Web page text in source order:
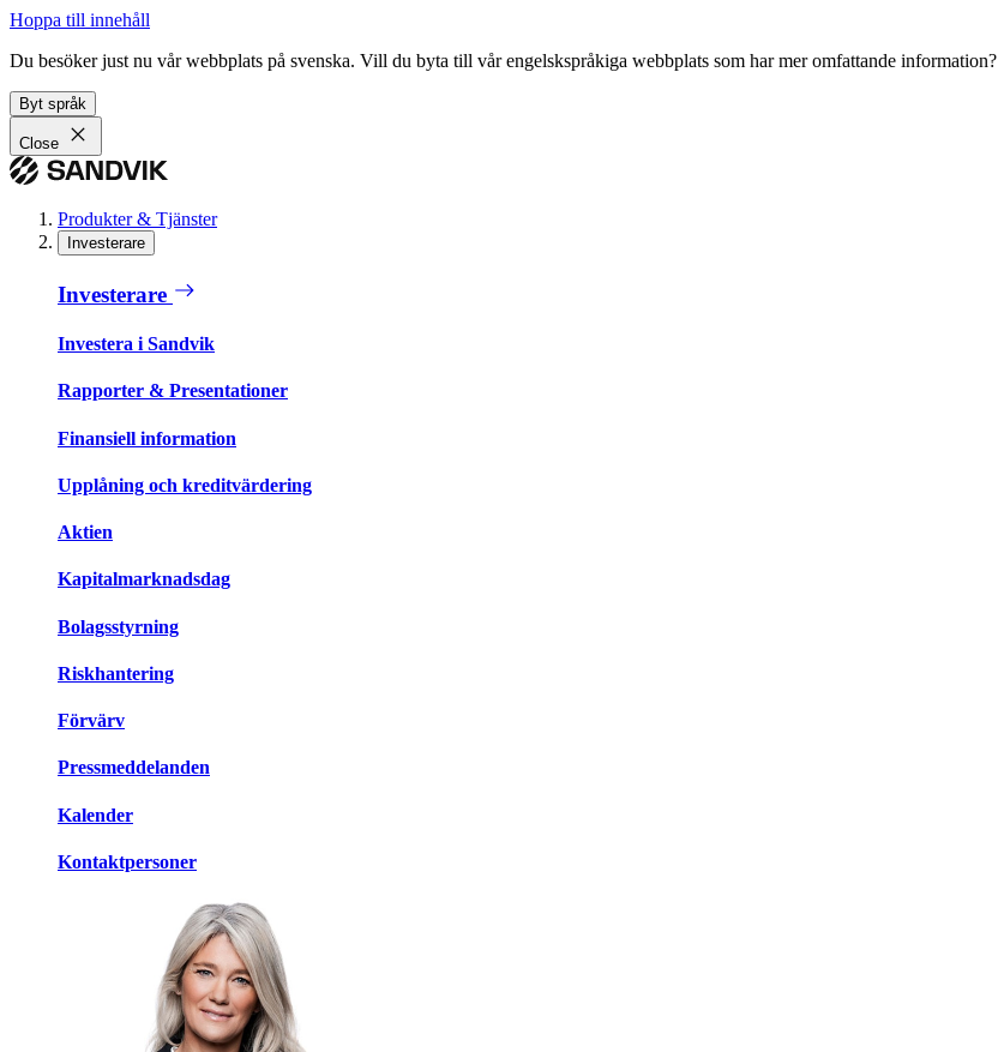
Hoppa till innehåll
Du besöker just nu vår webbplats på svenska. Vill du byta till vår engelskspråkiga webbplats som har mer omfattande information?
Byt språk
Close
Produkter & Tjänster
Investerare
Investerare
Investera i Sandvik
Rapporter & Presentationer
Finansiell information
Upplåning och kreditvärdering
Aktien
Kapitalmarknadsdag
Bolagsstyrning
Riskhantering
Förvärv
Pressmeddelanden
Kalender
Kontaktpersoner